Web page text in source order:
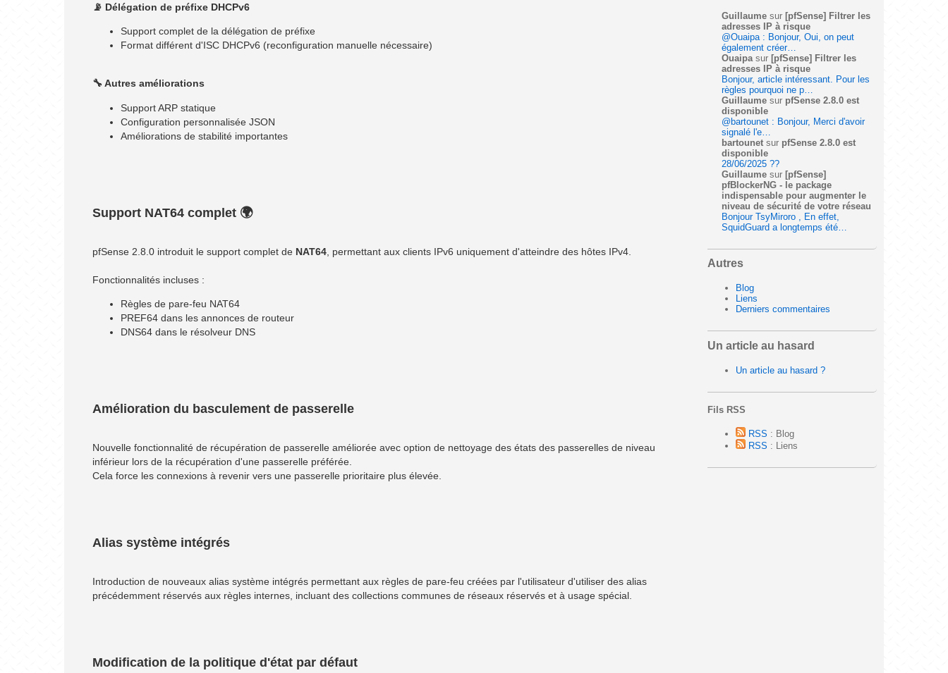
Guillaume sur [pfSense] Filtrer les
adresses IP à risque
@Ouaipa : Bonjour, Oui, on peut
également créer…
Ouaipa sur [pfSense] Filtrer les
adresses IP à risque
Bonjour, article intéressant. Pour les
règles pourquoi ne p…
Guillaume sur pfSense 2.8.0 est
disponible
@bartounet : Bonjour, Merci d'avoir
signalé l'e…
bartounet sur pfSense 2.8.0 est
disponible
28/06/2025 ??
Guillaume sur [pfSense]
pfBlockerNG - le package
indispensable pour augmenter le
niveau de sécurité de votre réseau
Bonjour TsyMiroro , En effet,
SquidGuard a longtemps été…
Autres
Blog
Liens
Derniers commentaires
Un article au hasard
Un article au hasard ?
Fils RSS
RSS : Blog
RSS : Liens
📡 Délégation de préfixe DHCPv6
Support complet de la délégation de préfixe
Format différent d'ISC DHCPv6 (reconfiguration manuelle nécessaire)
🔧 Autres améliorations
Support ARP statique
Configuration personnalisée JSON
Améliorations de stabilité importantes
Support NAT64 complet 🌍
pfSense 2.8.0 introduit le support complet de NAT64 , permettant aux clients IPv6 uniquement d'atteindre des hôtes IPv4.
Fonctionnalités incluses :
Règles de pare-feu NAT64
PREF64 dans les annonces de routeur
DNS64 dans le résolveur DNS
Amélioration du basculement de passerelle
Nouvelle fonctionnalité de récupération de passerelle améliorée avec option de nettoyage des états des passerelles de niveau
inférieur lors de la récupération d'une passerelle préférée.
Cela force les connexions à revenir vers une passerelle prioritaire plus élevée.
Alias système intégrés
Introduction de nouveaux alias système intégrés permettant aux règles de pare-feu créées par l'utilisateur d'utiliser des alias
précédemment réservés aux règles internes, incluant des collections communes de réseaux réservés et à usage spécial.
Modification de la politique d'état par défaut